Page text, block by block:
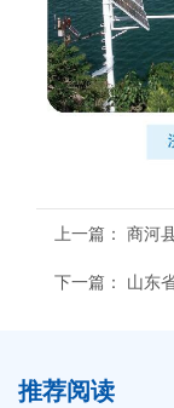
上一篇： 商河
下一篇： 山东
推荐阅读